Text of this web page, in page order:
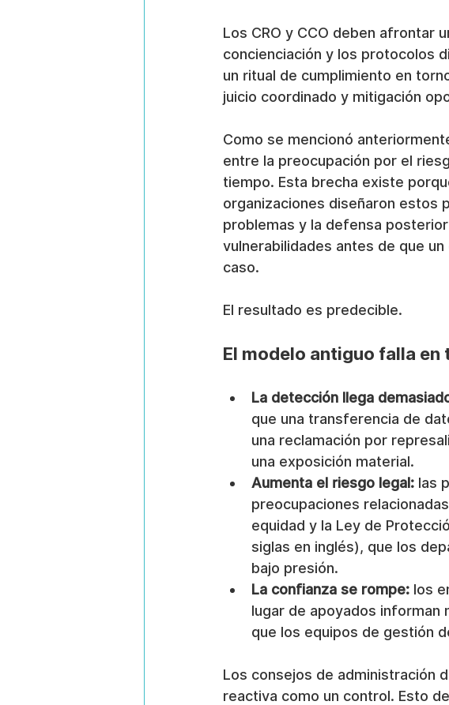
Los CRO y CCO deben afrontar
concienciación y los protocolos
un ritual de cumplimiento en
juicio coordinado y mitigación
Como se mencionó
entre la preocupación por el
tiempo. Esta brecha existe
organizaciones diseñaron estos
problemas y la defensa
vulnerabilidades antes de que
caso.
El resultado es predecible.
El modelo antiguo falla en
La detección llega
que una transferencia de
una reclamación por
una exposición material.
Aumenta el riesgo legal: las
preocupaciones
equidad y la Ley de
siglas en inglés), que los
bajo presión.
La confianza se rompe: los
lugar de apoyados informan
que los equipos de gestión
Los consejos de administración
reactiva como un control. Esto